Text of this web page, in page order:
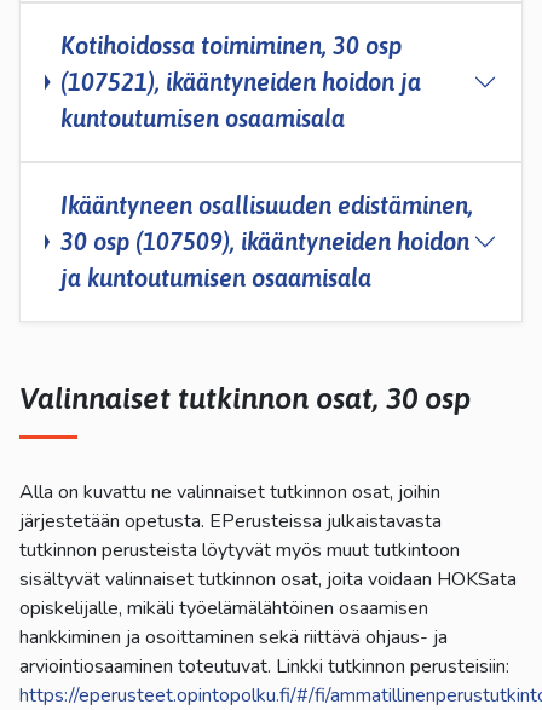
Kotihoidossa toimiminen, 30 osp
(107521), ikääntyneiden hoidon ja
kuntoutumisen osaamisala
Ikääntyneen osallisuuden edistäminen,
30 osp (107509), ikääntyneiden hoidon
ja kuntoutumisen osaamisala
Valinnaiset tutkinnon osat, 30 osp
Alla on kuvattu ne valinnaiset tutkinnon osat, joihin
järjestetään opetusta. EPerusteissa julkaistavasta
tutkinnon perusteista löytyvät myös muut tutkintoon
sisältyvät valinnaiset tutkinnon osat, joita voidaan HOKSata
opiskelijalle, mikäli työelämälähtöinen osaamisen
hankkiminen ja osoittaminen sekä riittävä ohjaus- ja
arviointiosaaminen toteutuvat. Linkki tutkinnon perusteisiin:
https://eperusteet.opintopolku.fi/#/fi/